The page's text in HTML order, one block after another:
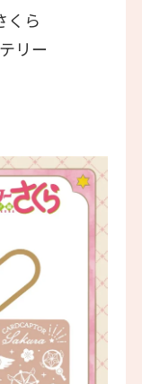
くら
リー